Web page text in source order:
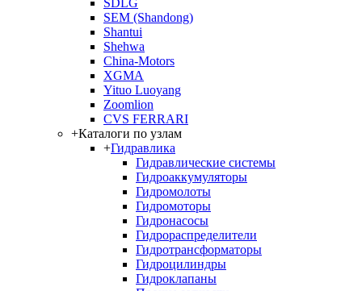
SDLG
SEM (Shandong)
Shantui
Shehwa
China-Motors
XGMA
Yituo Luoyang
Zoomlion
CVS FERRARI
+Каталоги по узлам
+Гидравлика
Гидравлические системы
Гидроаккумуляторы
Гидромолоты
Гидромоторы
Гидронасосы
Гидрораспределители
Гидротрансформаторы
Гидроцилиндры
Гидроклапаны